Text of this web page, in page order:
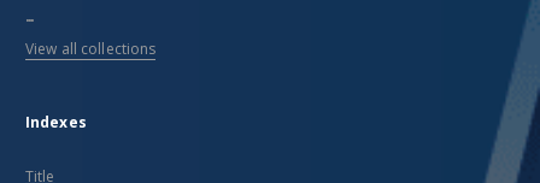
...
View all collections
Indexes
Title